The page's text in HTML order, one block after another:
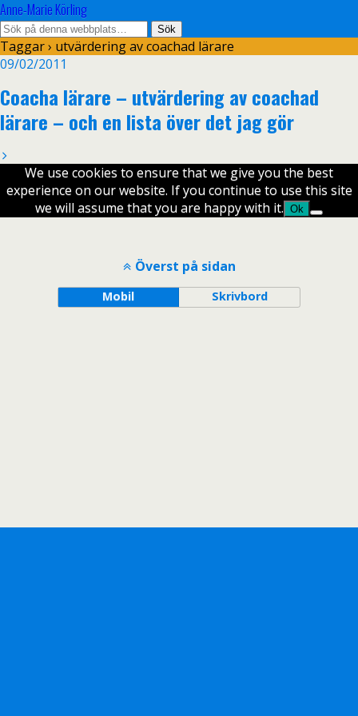
Anne-Marie Körling
Taggar › utvärdering av coachad lärare
09/02/2011
Coacha lärare – utvärdering av coachad
lärare – och en lista över det jag gör
We use cookies to ensure that we give you the best
experience on our website. If you continue to use this site
we will assume that you are happy with it. Ok
Överst på sidan
Mobil Skrivbord